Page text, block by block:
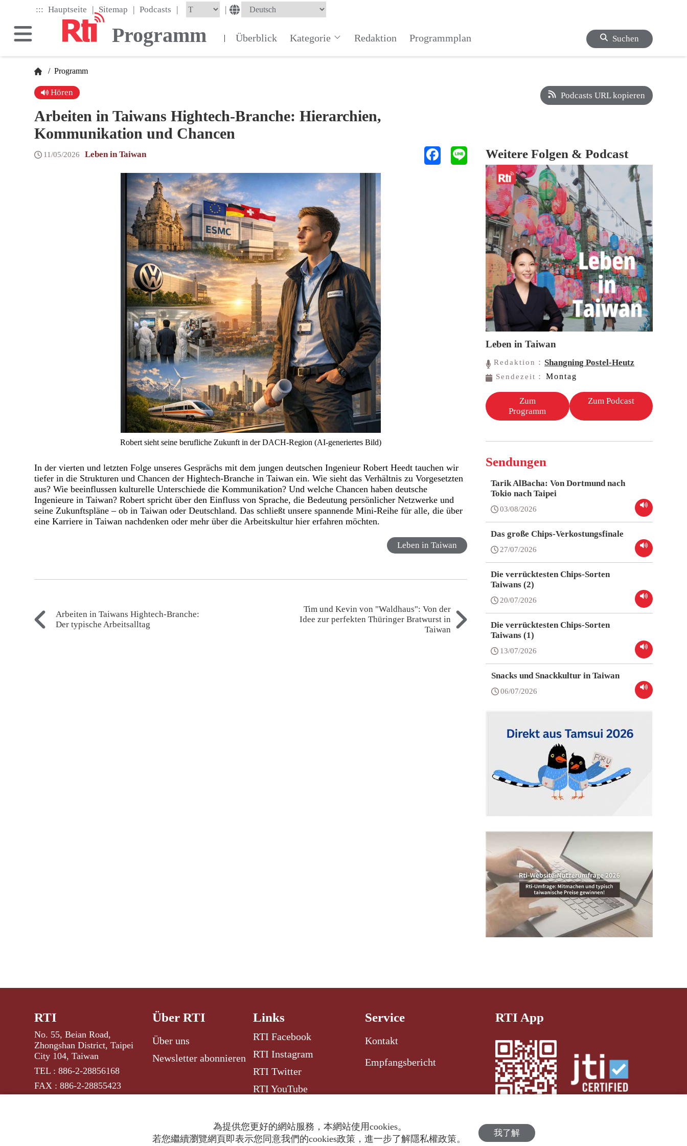
main
content
::: Hauptseite | Sitemap | Podcasts | |
Programm | Überblick Kategorie Redaktion Programmplan Suchen
/ Programm
Hören
Arbeiten in Taiwans Hightech-Branche: Hierarchien,
Kommunikation und Chancen
11/05/2026 Leben in Taiwan
Robert sieht seine berufliche Zukunft in der DACH-Region (AI-generiertes Bild)
In der vierten und letzten Folge unseres Gesprächs mit dem jungen deutschen Ingenieur Robert Heedt tauchen wir
tiefer in die Strukturen und Chancen der Hightech-Branche in Taiwan ein. Wie sieht das Verhältnis zu Vorgesetzten
aus? Wie beeinflussen kulturelle Unterschiede die Kommunikation? Und welche Chancen haben deutsche
Ingenieure in Taiwan? Robert spricht über den Einfluss von Sprache, die Bedeutung persönlicher Netzwerke und
seine Zukunftspläne – ob in Taiwan oder Deutschland. Das schließt unsere spannende Mini-Reihe für alle, die über
eine Karriere in Taiwan nachdenken oder mehr über die Arbeitskultur hier erfahren möchten.
Leben in Taiwan
Arbeiten in Taiwans Hightech-Branche:
Der typische Arbeitsalltag
Tim und Kevin von "Waldhaus": Von der
Idee zur perfekten Thüringer Bratwurst in
Taiwan
Podcasts URL kopieren
Weitere Folgen & Podcast
Leben in Taiwan
Redaktion： Shangning Postel-Heutz
Sendezeit： Montag
Zum
Programm
Zum Podcast
Sendungen
Tarik AlBacha: Von Dortmund nach
Tokio nach Taipei
03/08/2026
Das große Chips-Verkostungsfinale
27/07/2026
Die verrücktesten Chips-Sorten
Taiwans (2)
20/07/2026
Die verrücktesten Chips-Sorten
Taiwans (1)
13/07/2026
Snacks und Snackkultur in Taiwan
06/07/2026
RTI
No. 55, Beian Road,
Zhongshan District, Taipei
City 104, Taiwan
TEL : 886-2-28856168
FAX : 886-2-28855423
Über RTI
Über uns
Newsletter abonnieren
Links
RTI Facebook
RTI Instagram
RTI Twitter
RTI YouTube
Service
Kontakt
Empfangsbericht
RTI App
為提供您更好的網站服務，本網站使用cookies。
若您繼續瀏覽網頁即表示您同意我們的cookies政策，進一步了解隱私權政策。
我了解